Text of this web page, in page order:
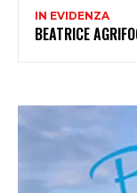
IN EVIDENZA
BEATRICE